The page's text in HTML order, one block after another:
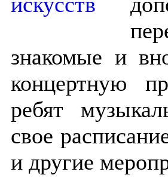
знакомые и
концертную
ребят
свое
и другие